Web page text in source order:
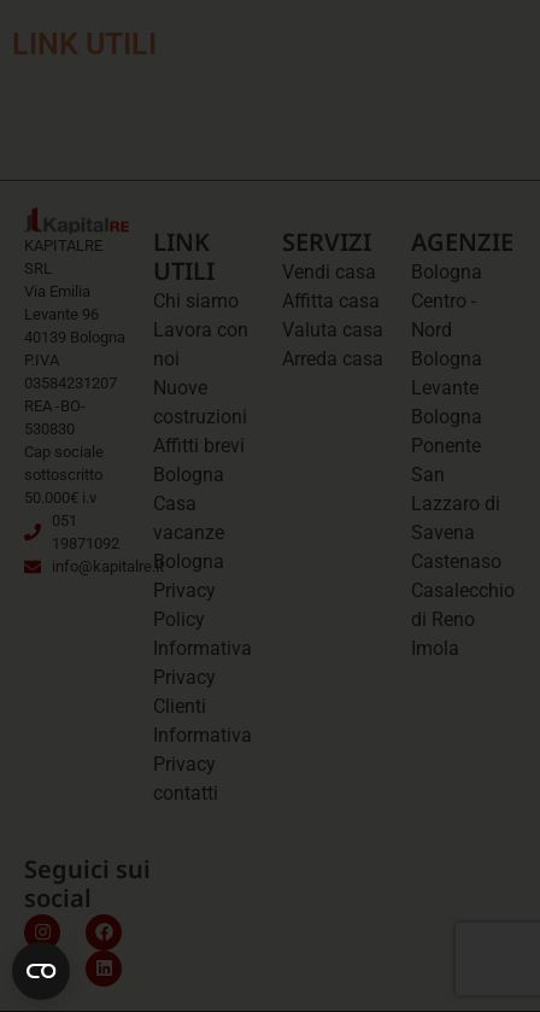
LINK UTILI
KAPITALRE
SRL
Via Emilia
Levante 96
40139 Bologna
P.IVA
03584231207
REA -BO-
530830
Cap sociale
sottoscritto
50.000€ i.v
051
19871092
info@kapitalre.it
LINK
UTILI
Chi siamo
Lavora con
noi
Nuove
costruzioni
Affitti brevi
Bologna
Casa
vacanze
Bologna
Privacy
Policy
Informativa
Privacy
Clienti
Informativa
Privacy
contatti
SERVIZI
Vendi casa
Affitta casa
Valuta casa
Arreda casa
AGENZIE
Bologna
Centro -
Nord
Bologna
Levante
Bologna
Ponente
San
Lazzaro di
Savena
Castenaso
Casalecchio
di Reno
Imola
Seguici sui
social